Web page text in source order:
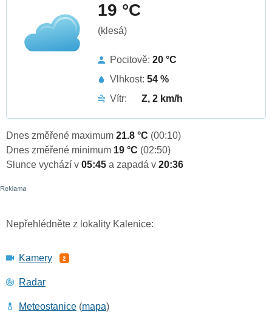
19 °C
(klesá)
Pocitově: 20 °C
Vlhkost: 54 %
Vítr:
Z, 2 km/h
Dnes změřené maximum 21.8 °C (00:10)
Dnes změřené minimum 19 °C (02:50)
Slunce vychází v 05:45 a zapadá v 20:36
Nepřehlédněte z lokality Kalenice:
Kamery 2
Radar
Meteostanice (mapa)